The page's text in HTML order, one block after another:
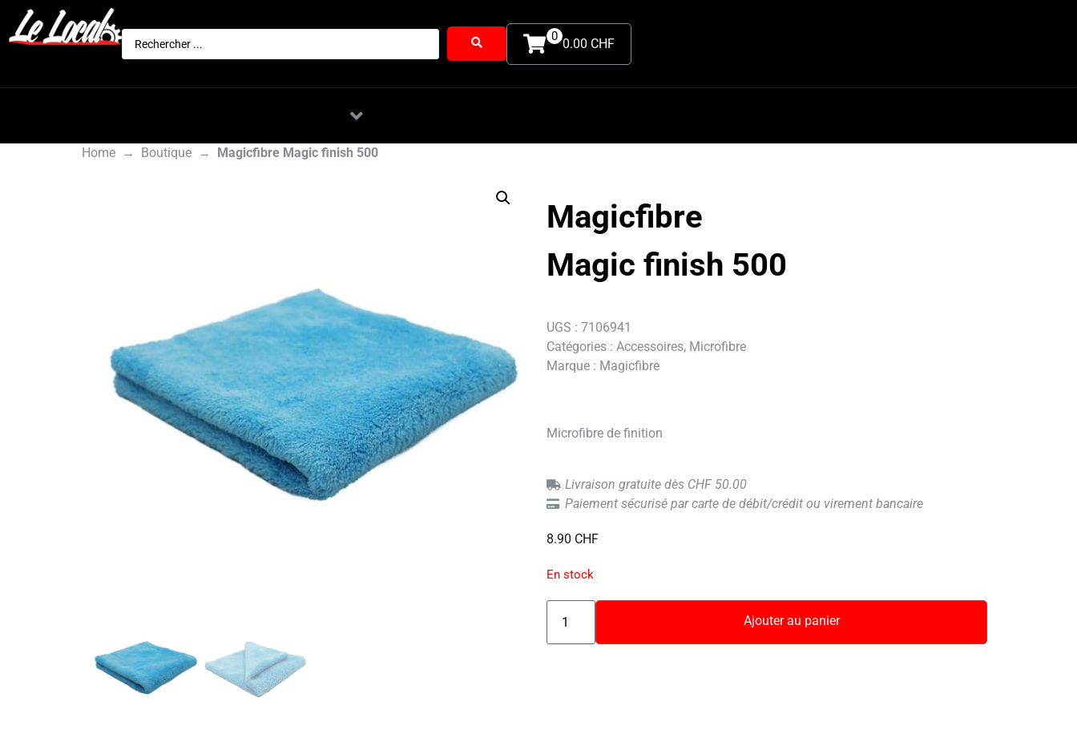
0 0.00 CHF
Home → Boutique → Magicfibre Magic finish 500
Magicfibre
Magic finish 500
UGS : 7106941
Catégories : Accessoires, Microfibre
Marque : Magicfibre
Microfibre de finition
Livraison gratuite dès CHF 50.00
Paiement sécurisé par carte de débit/crédit ou virement bancaire
8.90 CHF
En stock
Ajouter au panier